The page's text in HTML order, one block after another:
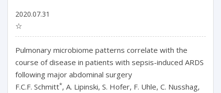
2020.07.31
☆
Pulmonary microbiome patterns correlate with the
course of disease in patients with sepsis-induced ARDS
following major abdominal surgery
F.C.F. Schmitt*, A. Lipinski, S. Hofer, F. Uhle, C. Nusshag,